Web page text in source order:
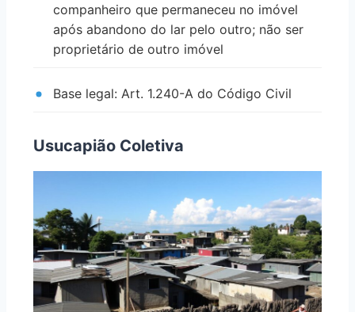
companheiro que permaneceu no imóvel
após abandono do lar pelo outro; não ser
proprietário de outro imóvel
Base legal: Art. 1.240-A do Código Civil
Usucapião Coletiva